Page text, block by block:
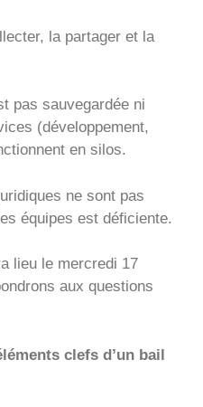
la partager et la
pas sauvegardée ni
(développement,
en silos.
ne sont pas
équipes est déficiente.
lieu le mercredi 17
aux questions
clefs d’un bail